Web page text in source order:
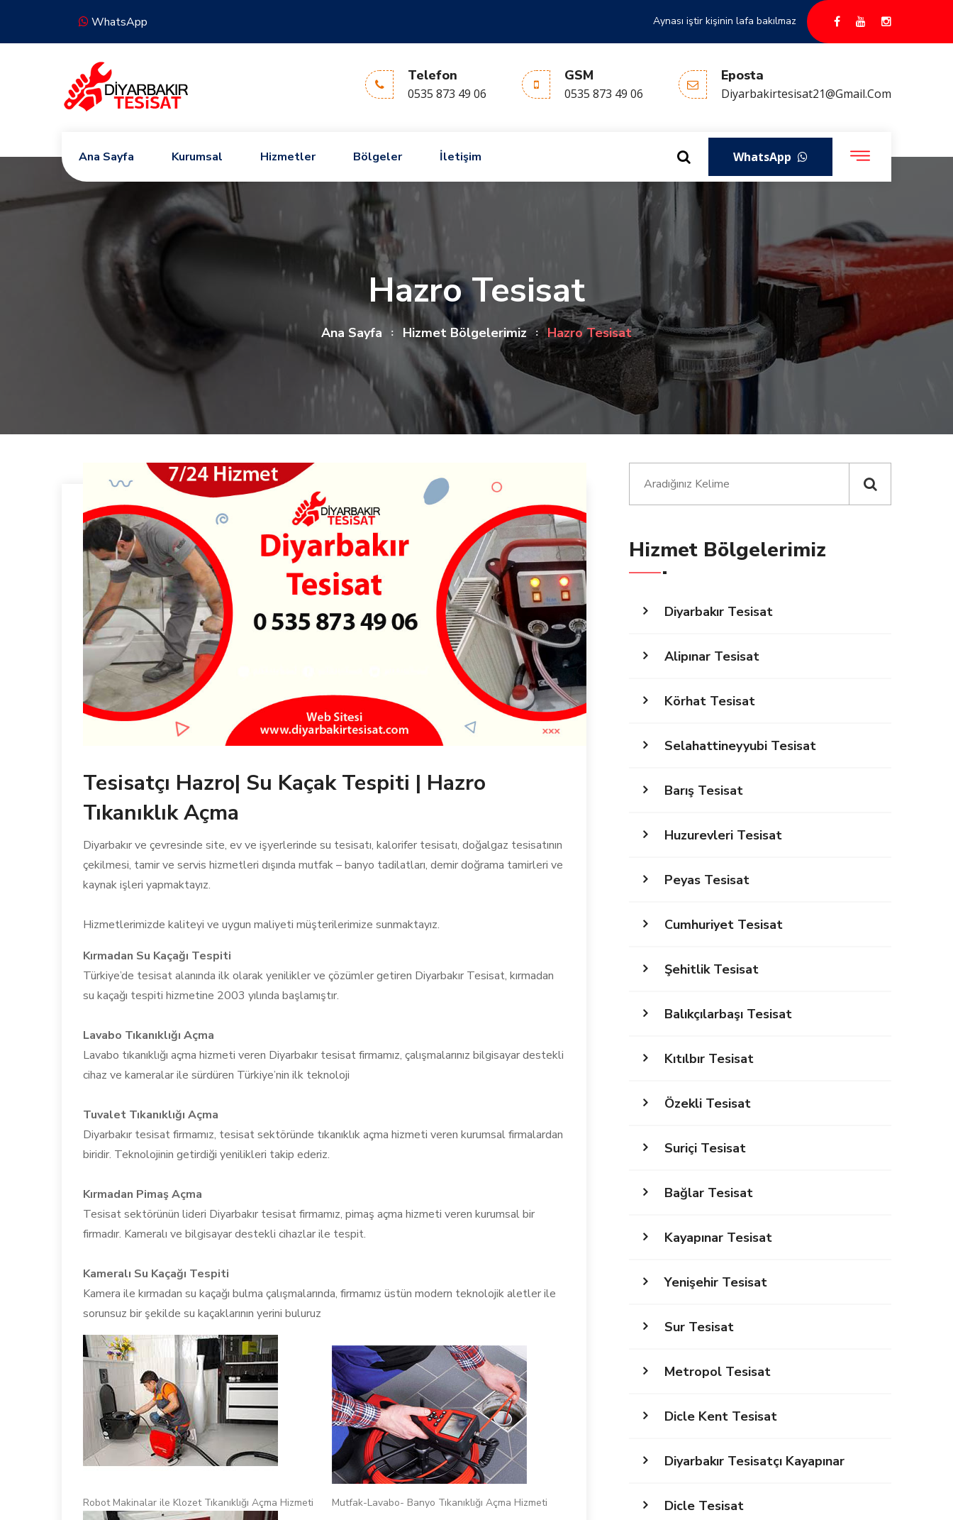
WhatsApp Aynası iştir kişinin lafa bakılmaz
Telefon
0535 873 49 06
GSM
0535 873 49 06
Eposta
Diyarbakirtesisat21@gmail.com
Ana Sayfa Kurumsal Hizmetler Bölgeler İletişim WhatsApp
Hazro Tesisat
Ana Sayfa Hizmet Bölgelerimiz Hazro Tesisat
Tesisatçı Hazro| Su Kaçak Tespiti | Hazro
Tıkanıklık Açma
Diyarbakır ve çevresinde site, ev ve işyerlerinde su tesisatı, kalorifer tesisatı, doğalgaz tesisatının
çekilmesi, tamir ve servis hizmetleri dışında mutfak – banyo tadilatları, demir doğrama tamirleri ve
kaynak işleri yapmaktayız.
Hizmetlerimizde kaliteyi ve uygun maliyeti müşterilerimize sunmaktayız.
Kırmadan Su Kaçağı Tespiti
Türkiye’de tesisat alanında ilk olarak yenilikler ve çözümler getiren Diyarbakır Tesisat, kırmadan
su kaçağı tespiti hizmetine 2003 yılında başlamıştır.
Lavabo Tıkanıklığı Açma
Lavabo tıkanıklığı açma hizmeti veren Diyarbakır tesisat firmamız, çalışmalarınız bilgisayar destekli
cihaz ve kameralar ile sürdüren Türkiye’nin ilk teknoloji
Tuvalet Tıkanıklığı Açma
Diyarbakır tesisat firmamız, tesisat sektöründe tıkanıklık açma hizmeti veren kurumsal firmalardan
biridir. Teknolojinin getirdiği yenilikleri takip ederiz.
Kırmadan Pimaş Açma
Tesisat sektörünün lideri Diyarbakır tesisat firmamız, pimaş açma hizmeti veren kurumsal bir
firmadır. Kameralı ve bilgisayar destekli cihazlar ile tespit.
Kameralı Su Kaçağı Tespiti
Kamera ile kırmadan su kaçağı bulma çalışmalarında, firmamız üstün modern teknolojik aletler ile
sorunsuz bir şekilde su kaçaklarının yerini buluruz
Robot Makinalar ile Klozet Tıkanıklığı Açma Hizmeti Mutfak-Lavabo- Banyo Tıkanıklığı Açma Hizmeti
Hizmet Bölgelerimiz
Diyarbakır Tesisat
Alipınar Tesisat
Körhat Tesisat
Selahattineyyubi Tesisat
Barış Tesisat
Huzurevleri Tesisat
Peyas Tesisat
Cumhuriyet Tesisat
Şehitlik Tesisat
Balıkçılarbaşı Tesisat
Kıtılbır Tesisat
Özekli Tesisat
Suriçi Tesisat
Bağlar Tesisat
Kayapınar Tesisat
Yenişehir Tesisat
Sur Tesisat
Metropol Tesisat
Dicle Kent Tesisat
Diyarbakır Tesisatçı Kayapınar
Dicle Tesisat